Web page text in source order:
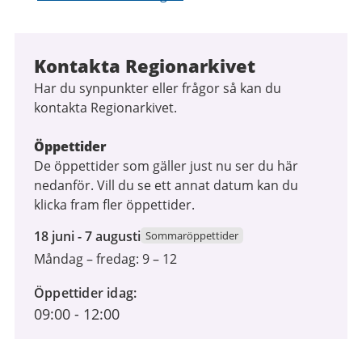
Kontakta Regionarkivet
Har du synpunkter eller frågor så kan du
kontakta Regionarkivet.
Öppettider
De öppettider som gäller just nu ser du här
nedanför. Vill du se ett annat datum kan du
klicka fram fler öppettider.
18
juni
till
7
18 juni - 7 augusti Sommaröppettider
Måndag – fredag: 9 – 12
Öppettider idag
09:00 - 12:00